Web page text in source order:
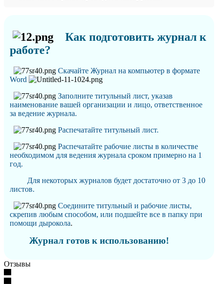
Как подготовить журнал к
работе?
Скачайте Журнал на компьютер в формате
Word
Заполните титульный лист, указав
наименование вашей организации и лицо, ответственное
за ведение журнала.
Распечатайте титульный лист.
Распечатайте рабочие листы в количестве
необходимом для ведения журнала сроком примерно на 1
год.
Для некоторых журналов будет достаточно от 3 до 10
листов.
Соедините титульный и рабочие листы,
скрепив любым способом, или подшейте все в папку при
помощи дырокола.
Журнал готов к использованию!
Отзывы